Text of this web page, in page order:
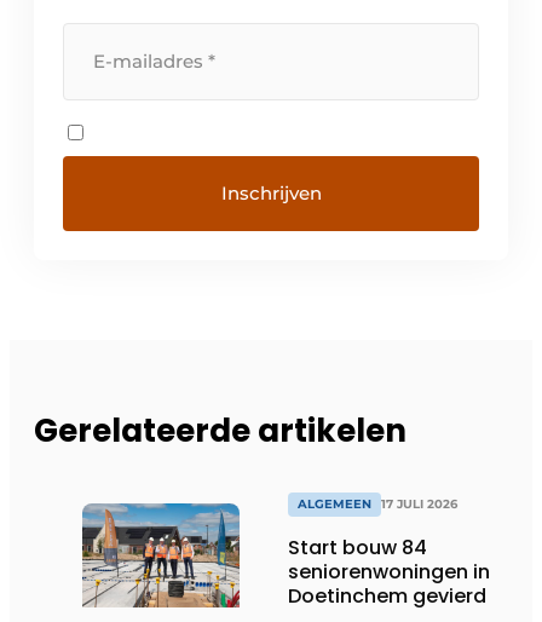
Gerelateerde artikelen
ALGEMEEN 17 JULI 2026
Start bouw 84
seniorenwoningen in
Doetinchem gevierd